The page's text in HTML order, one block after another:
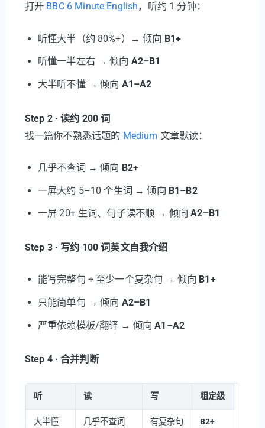
打开 BBC 6 Minute English ，听约 1 分钟：
听懂大半（约 80%+）→ 倾向 B1+
听懂一半左右 → 倾向 A2–B1
大半听不懂 → 倾向 A1–A2
Step 2 · 读约 200 词
找一篇你不熟悉话题的 Medium 文章默读：
几乎不查词 → 倾向 B2+
一屏大约 5–10 个生词 → 倾向 B1–B2
一屏 20+ 生词、句子读不顺 → 倾向A2–B1
Step 3 · 写约 100 词英文自我介绍
能写完整句 + 至少一个复杂句 → 倾向 B1+
只能简单句 → 倾向 A2–B1
严重依赖模板/翻译 → 倾向A1–A2
Step 4 · 合并判断
听 读 写 粗定级
大半懂 几乎不查词 有复杂句 B2+